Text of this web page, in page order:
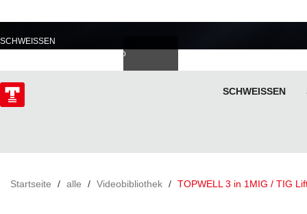
SCHWEISSEN
Italiano
SCHWEISSEN
Startseite / alle / Videobibliothek / TOPWELL 3 in 1MIG / TIG